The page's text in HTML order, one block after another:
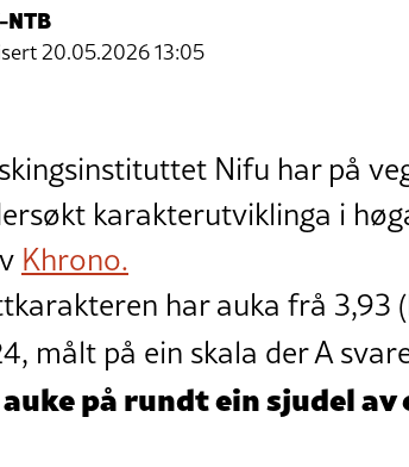
NTB
20.05.2026 13:05
Nifu har på
karakterutviklinga i
Khrono.
har auka frå 3,93
målt på ein skala der A
på rundt ein sjudel